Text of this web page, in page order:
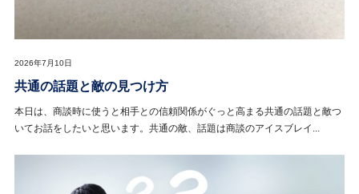
2026年7月10日
共通の話題と敵の見つけ方
本日は、商談時に使うと相手との信頼関係がぐっと高まる共通の話題と敵つ
いてお話をしたいと思います。共通の敵、話題は商談のアイスブレイ...